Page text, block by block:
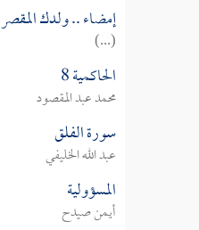
إمضاء .. ولدك المقصر
(...)
الحاكمية 8
محمد عبد المقصود
سورة الفلق
عبد الله الخليفي
المسؤولية
أيمن صيدح